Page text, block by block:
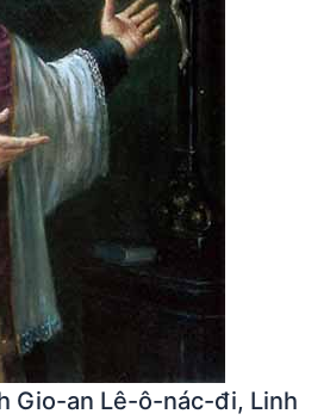
Gio-an Lê-ô-nác-đi, Linh